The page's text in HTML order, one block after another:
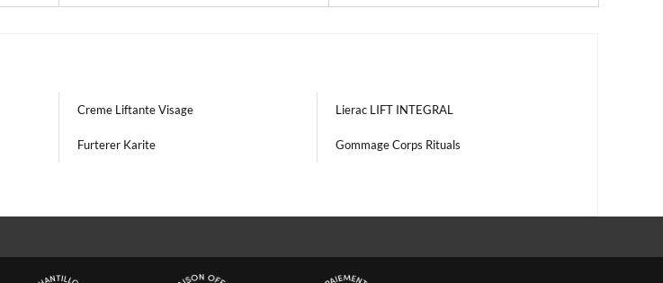
Creme Liftante Visage Lierac LIFT INTEGRAL
Furterer Karite Gommage Corps Rituals